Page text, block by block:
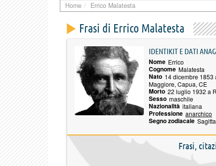
Home Errico Malatesta
Frasi di Errico Malatesta
IDENTIKIT E DATI
Nome Errico
Cognome Malatesta
Nato 14 dicembre 1853
Maggiore, Capua, CE
Morto 22 luglio 1932 a
Sesso maschile
Nazionalità italiana
Professione anarchico
Segno zodiacale
Frasi,